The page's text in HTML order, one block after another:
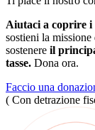
Aiutaci a coprire i
sostieni la
sostenere il
tasse. Dona ora.
Faccio una
( Con detrazione